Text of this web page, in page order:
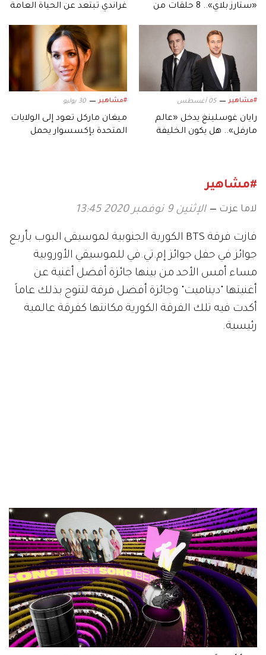
«ستارز بلاي».. 8 حلقات من
غراندي تبتعد عن الحياة العامة
#مشاهير 05 أغسطس
رايان غوسلينغ يدخل «عالم
مارفل».. هل يكون الخليفة
#مشاهير 30 يوليو
ميغان ماركل تعود إلى الولايات
المتحدة بإكسسوار يحمل
#مشاهير
لاما عزت الإثنين 9 نوفمبر 2020 13:45
فازت فرقة BTS ​​الكورية الجنوبية لموسيقى البوب بأربع
جوائز في حفل جوائز إم.تي.في للموسيقي الأوروبية
مساء أمس الأحد من بينها جائزة أفضل أغنية عن
أغنيتها "ديناميت" وجائزة أفضل فرقة لتتوج بذلك عاماً
أكدت فيه تلك الفرقة الكورية مكانتها كفرقة عالمية
رئيسية.